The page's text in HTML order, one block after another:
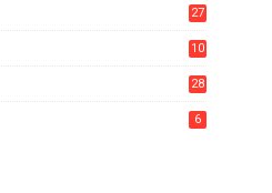
27
10
28
6